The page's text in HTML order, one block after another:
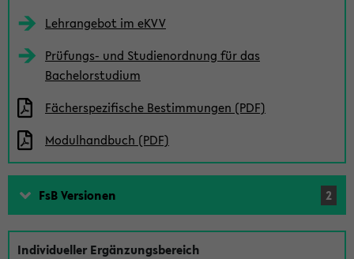
i
s
e
Lehrangebot im eKVV
Prüfungs- und Studienordnung für das
Bachelorstudium
Fächerspezifische Bestimmungen (PDF)
Modulhandbuch (PDF)
FsB Versionen 2
Individueller Ergänzungsbereich